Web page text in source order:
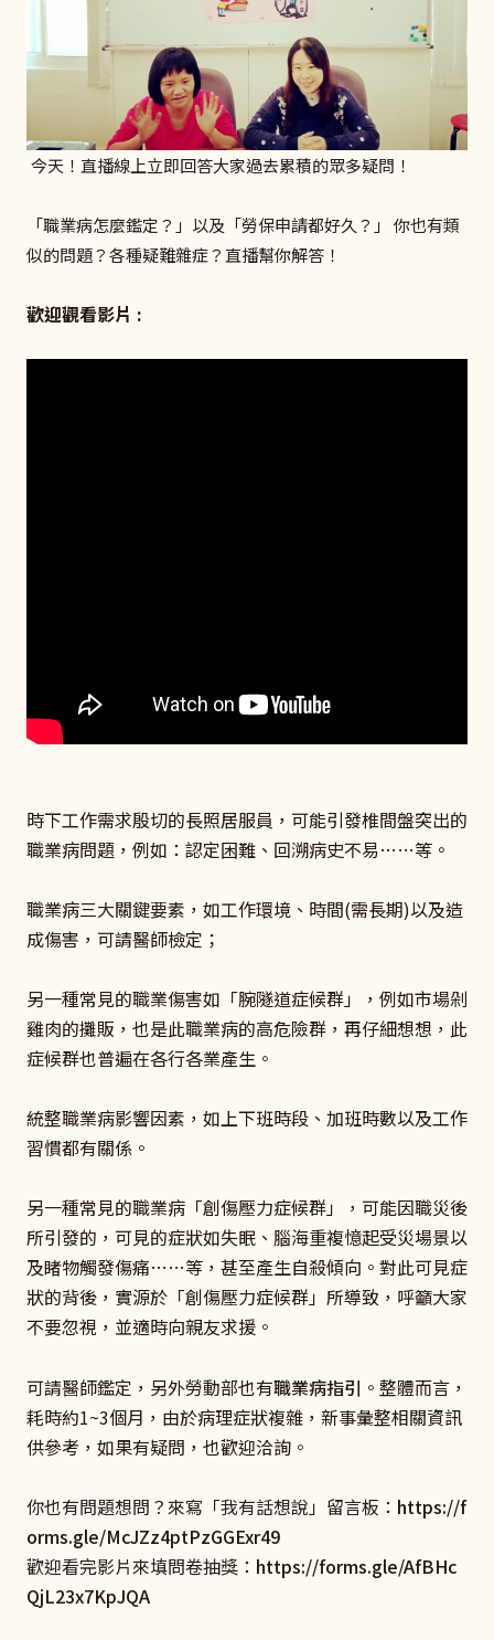
今天！直播線上立即回答大家過去累積的眾多疑問！
「職業病怎麼鑑定？」以及「勞保申請都好久？」 你也有類
似的問題？各種疑難雜症？直播幫你解答！
歡迎觀看影片 :
時下工作需求殷切的長照居服員，可能引發椎間盤突出的
職業病問題，例如：認定困難、回溯病史不易……等。
職業病三大關鍵要素，如工作環境、時間(需長期)以及造
成傷害，可請醫師檢定；
另一種常見的職業傷害如「腕隧道症候群」，例如市場剁
雞肉的攤販，也是此職業病的高危險群，再仔細想想，此
症候群也普遍在各行各業產生。
統整職業病影響因素，如上下班時段、加班時數以及工作
習慣都有關係。
另一種常見的職業病「創傷壓力症候群」，可能因職災後
所引發的，可見的症狀如失眠、腦海重複憶起受災場景以
及睹物觸發傷痛……等，甚至產生自殺傾向。對此可見症
狀的背後，實源於「創傷壓力症候群」所導致，呼籲大家
不要忽視，並適時向親友求援。
可請醫師鑑定，另外勞動部也有職業病指引 。整體而言，
耗時約1~3個月，由於病理症狀複雜，新事彙整相關資訊
供參考，如果有疑問，也歡迎洽詢。
你也有問題想問？來寫「我有話想說」留言板： https://f
orms.gle/McJZz4ptPzGGExr49
歡迎看完影片來填問卷抽獎： https://forms.gle/AfBHc
QjL23x7KpJQA